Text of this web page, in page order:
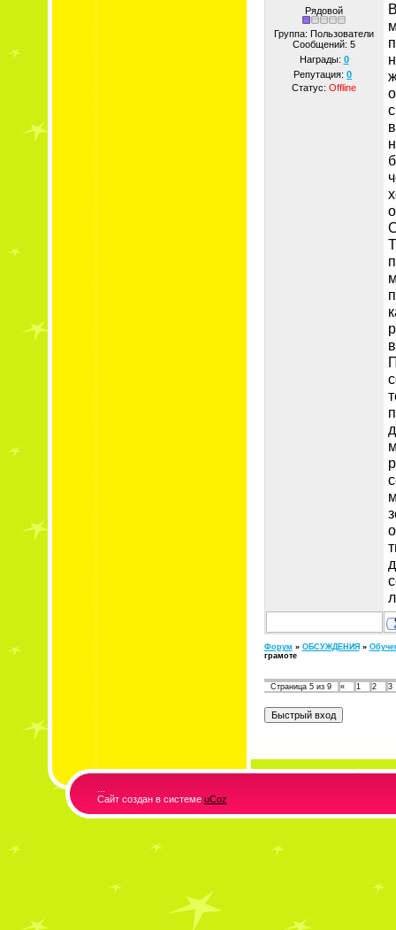
Рядовой
Группа: Пользователи
Сообщений: 5
Награды: 0
Репутация: 0
Статус: Offline
Форум » ОБСУЖДЕНИЯ »
грамоте
Страница 5из 9 « 1 2 3
Сайт создан в системе uCoz